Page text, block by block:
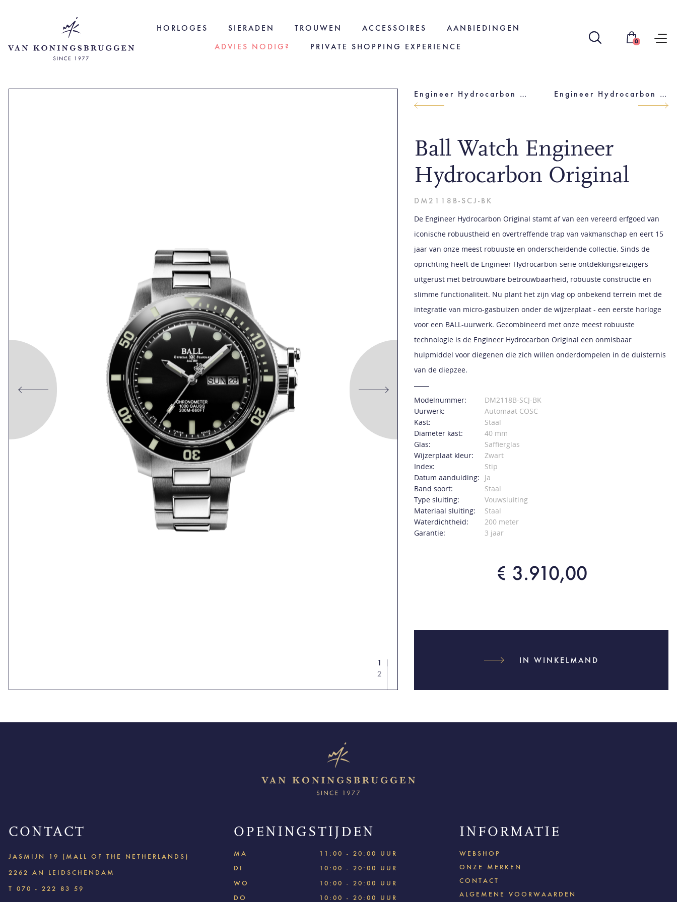
HORLOGES SIERADEN TROUWEN ACCESSOIRES
AANBIEDINGEN
ADVIES NODIG?
PRIVATE SHOPPING EXPERIENCE
0
1
2
Engineer Hydrocarbon Nedu Engineer Hydrocarbon Original (43 MM)
Ball Watch Engineer
Hydrocarbon Original
DM2118B-SCJ-BK
De Engineer Hydrocarbon Original stamt af van een vereerd erfgoed van
iconische robuustheid en overtreffende trap van vakmanschap en eert 15
jaar van onze meest robuuste en onderscheidende collectie. Sinds de
oprichting heeft de Engineer Hydrocarbon-serie ontdekkingsreizigers
uitgerust met betrouwbare betrouwbaarheid, robuuste constructie en
slimme functionaliteit. Nu plant het zijn vlag op onbekend terrein met de
integratie van micro-gasbuizen onder de wijzerplaat - een eerste horloge
voor een BALL-uurwerk. Gecombineerd met onze meest robuuste
technologie is de Engineer Hydrocarbon Original een onmisbaar
hulpmiddel voor diegenen die zich willen onderdompelen in de duisternis
van de diepzee.
Modelnummer:
DM2118B-SCJ-BK
Uurwerk:
Automaat COSC
Kast:
Staal
Diameter kast:
40 mm
Glas:
Saffierglas
Wijzerplaat kleur:
Zwart
Index:
Stip
Datum aanduiding:
Ja
Band soort:
Staal
Type sluiting:
Vouwsluiting
Materiaal sluiting:
Staal
Waterdichtheid:
200 meter
Garantie:
3 jaar
€ 3.910,00
IN WINKELMAND
CONTACT
JASMIJN 19 (MALL OF THE NETHERLANDS)
2262 AN LEIDSCHENDAM
T 070 - 222 83 59
OPENINGSTIJDEN
MA
11:00 - 20:00 UUR
DI
10:00 - 20:00 UUR
WO
10:00 - 20:00 UUR
DO
10:00 - 20:00 UUR
INFORMATIE
WEBSHOP
ONZE MERKEN
CONTACT
ALGEMENE VOORWAARDEN